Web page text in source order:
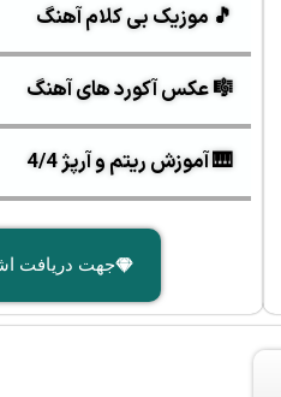
🎵 موزیک بی کلام آهنگ
🎼 عکس آکورد های آهنگ
🎹 آموزش ریتم و آرپژ 4/4
جهت دریافت